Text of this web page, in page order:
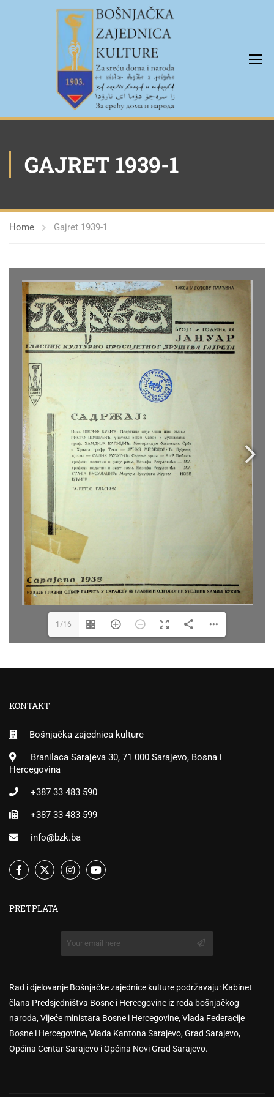
GAJRET 1939-1
Home Gajret 1939-1
1/16
KONTAKT
Bošnjačka zajednica kulture
Branilaca Sarajeva 30, 71 000 Sarajevo, Bosna i
Hercegovina
+387 33 483 590
+387 33 483 599
info@bzk.ba
PRETPLATA
Rad i djelovanje Bošnjačke zajednice kulture podržavaju: Kabinet
člana Predsjedništva Bosne i Hercegovine iz reda bošnjačkog
naroda, Vijeće ministara Bosne i Hercegovine, Vlada Federacije
Bosne i Hercegovine, Vlada Kantona Sarajevo, Grad Sarajevo,
Općina Centar Sarajevo i Općina Novi Grad Sarajevo.